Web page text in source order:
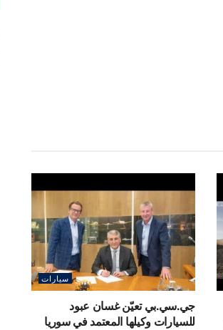
سيارات
جي.سي.بي تعيّن غسان عبود
للسيارات وكيلها المعتمد في سوريا